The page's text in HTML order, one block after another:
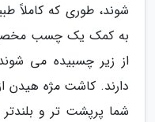
شوند، طوری که کاملاً
به کمک یک چسب
دارند. کاشت مژه هیدن
شما پرپشت تر و بلندتر